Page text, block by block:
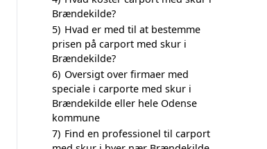
Brændekilde?
5) Hvad er med til at bestemme
prisen på carport med skur i
Brændekilde?
6) Oversigt over firmaer med
speciale i carporte med skur i
Brændekilde eller hele Odense
kommune
7) Find en professionel til carport